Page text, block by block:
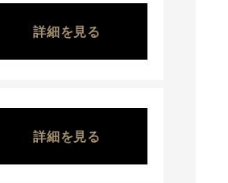
詳細を見る
詳細を見る